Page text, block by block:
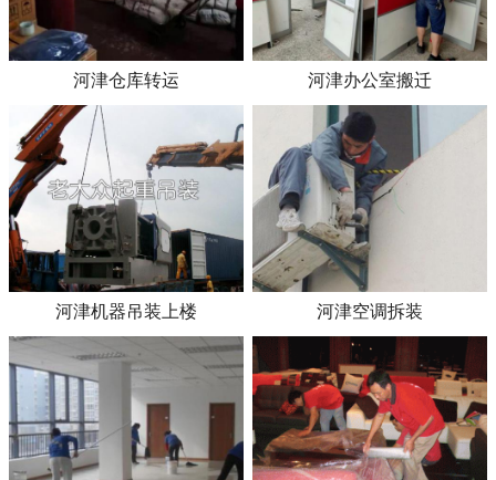
河津仓库转运 河津办公室搬迁
河津机器吊装上楼 河津空调拆装